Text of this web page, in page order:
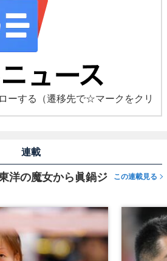
ーする
（遷移先で☆マークをクリ
連載
洋の魔女から眞鍋ジ
この連載見る